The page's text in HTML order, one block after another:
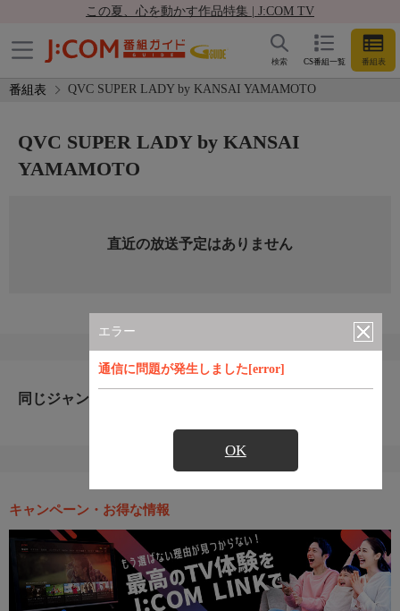
この夏、心を動かす作品特集 | J:COM TV
CS番組一覧 番組表
検索
番組表 QVC SUPER LADY by KANSAI YAMAMOTO
エラー
通信に問題が発生しました[error]
OK
QVC SUPER LADY by KANSAI
YAMAMOTO
直近の放送予定はありません
同じジャンルのおすすめ番組
キャンペーン・お得な情報